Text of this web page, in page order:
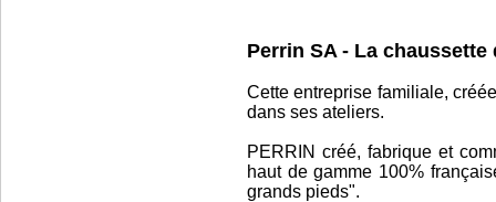
Perrin SA - La
Cette entreprise familiale,
dans ses ateliers.
PERRIN créé, fabrique et
haut de gamme 100%
grands pieds".